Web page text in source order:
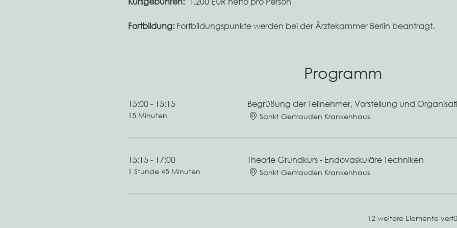
Fortbildung: Fortbildungspunkte werden bei der Ärztekammer Berlin beantragt.
Programm
15:00 - 15:15
15 Minuten
Begrüßung der Teilnehmer, Vorstellung und
Sankt Gertrauden Krankenhaus
15:15 - 17:00
1 Stunde 45 Minuten
Theorie Grundkurs - Endovaskuläre Techniken
Sankt Gertrauden Krankenhaus
12 weitere Elemente